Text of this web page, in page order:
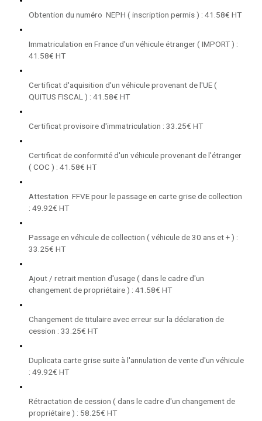
Obtention du numéro NEPH ( inscription permis ) : 41.58€ HT
Immatriculation en France d'un véhicule étranger ( IMPORT ) :
41.58€ HT
Certificat d'aquisition d'un véhicule provenant de l'UE (
QUITUS FISCAL ) : 41.58€ HT
Certificat provisoire d'immatriculation : 33.25€ HT
Certificat de conformité d'un véhicule provenant de l'étranger
( COC ) : 41.58€ HT
Attestation FFVE pour le passage en carte grise de collection
: 49.92€ HT
Passage en véhicule de collection ( véhicule de 30 ans et + ) :
33.25€ HT
Ajout / retrait mention d'usage ( dans le cadre d'un
changement de propriétaire ) : 41.58€ HT
Changement de titulaire avec erreur sur la déclaration de
cession : 33.25€ HT
Duplicata carte grise suite à l'annulation de vente d'un véhicule
: 49.92€ HT
Rétractation de cession ( dans le cadre d'un changement de
propriétaire ) : 58.25€ HT